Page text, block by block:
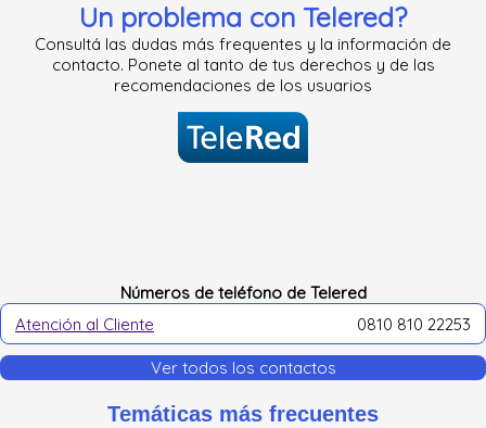
Un problema con Telered?
Consultá las dudas más frequentes y la información de
contacto. Ponete al tanto de tus derechos y de las
recomendaciones de los usuarios
Números de teléfono de Telered
Atención al Cliente
0810 810 22253
Ver todos los contactos
Temáticas más frecuentes